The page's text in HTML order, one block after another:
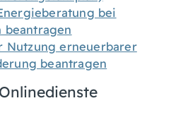
bei
beantragen
Nutzung erneuerbarer
beantragen